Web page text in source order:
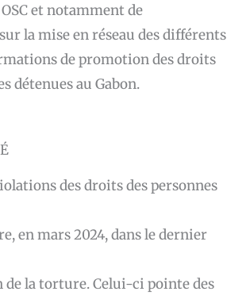
et notamment de
la mise en réseau des différents
de promotion des droits
détenues au Gabon.
des droits des personnes
en mars 2024, dans le dernier
la torture. Celui-ci pointe des